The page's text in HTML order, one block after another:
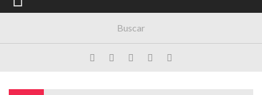
FESTIVALES